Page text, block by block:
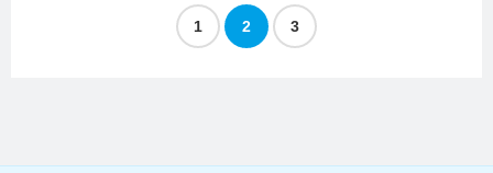
1 2 3